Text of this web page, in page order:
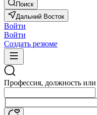
Поиск
Дальний Восток
Войти
Войти
Создать резюме
Профессия, должность